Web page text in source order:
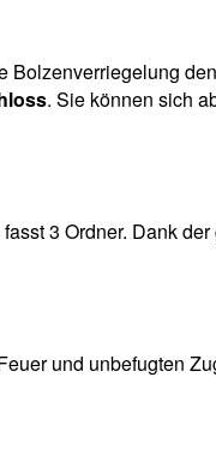
Bolzenverriegelung
. Sie können sich
3 Ordner. Dank
und unbefugten